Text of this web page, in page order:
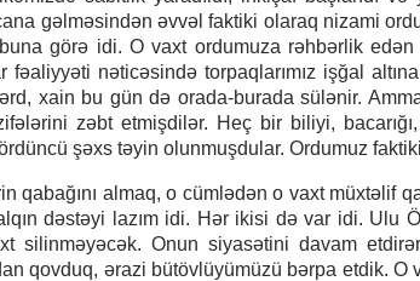
gəlməsindən əvvəl faktiki olaraq nizami
görə idi. O vaxt ordumuza rəhbərlik
fəaliyyəti nəticəsində torpaqlarımız işğal
xain bu gün də orada-burada sülənir.
zəbt etmişdilər. Heç bir biliyi,
şəxs təyin olunmuşdular. Ordumuz
qabağını almaq, o cümlədən o vaxt müxtəlif
dəstəyi lazım idi. Hər ikisi də var idi. Ulu
silinməyəcək. Onun siyasətini davam
qovduq, ərazi bütövlüyümüzü bərpa etdik.